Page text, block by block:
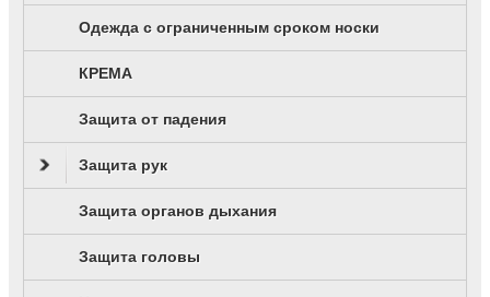
Одежда с ограниченным сроком носки
КРЕМА
Защита от падения
Защита рук
Защита органов дыхания
Защита головы